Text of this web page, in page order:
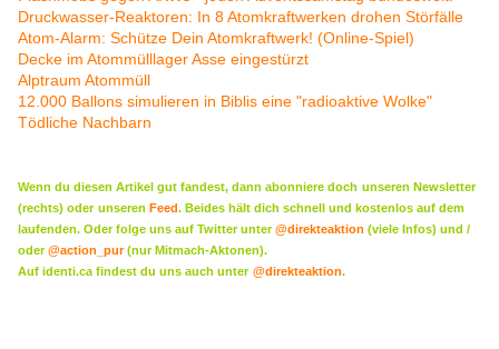
Druckwasser-Reaktoren: In 8 Atomkraftwerken drohen Störfälle
Atom-Alarm: Schütze Dein Atomkraftwerk! (Online-Spiel)
Decke im Atommülllager Asse eingestürzt
Alptraum Atommüll
12.000 Ballons simulieren in Biblis eine "radioaktive Wolke"
Tödliche Nachbarn
Wenn du diesen Artikel gut fandest, dann abonniere doch unseren Newsletter
(rechts) oder unseren Feed. Beides hält dich schnell und kostenlos auf dem
laufenden. Oder folge uns auf Twitter unter@direkteaktion (viele Infos) und /
oder@action_pur(nur Mitmach-Aktonen).
Auf identi.ca findest du uns auch unter @direkteaktion.